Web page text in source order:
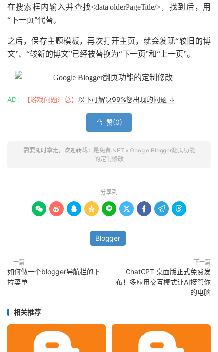
在搜索框内输入并查找<data:olderPageTitle/>，找到后，用
“下一页”代替。
之后，保存主题模板，再次打开主页，就会发现“较旧的博
文”、“较新的博文”已经被替换为“下一页”和“上一页”。
AD： 【游戏问题汇总】 以下可解决99%您出现的问题 ↓
 赞(0)
需要随时拿走，欢迎转载： 是免费.NET » Google Blogger翻页功能
的定制修改
分享到
        
Blogger
上一篇
如何做一个blogger导航栏的下
拉菜单
下一篇
ChatGPT 桌面版正式免费发
布！多应用交互模式让AI接管你
的电脑
相关推荐